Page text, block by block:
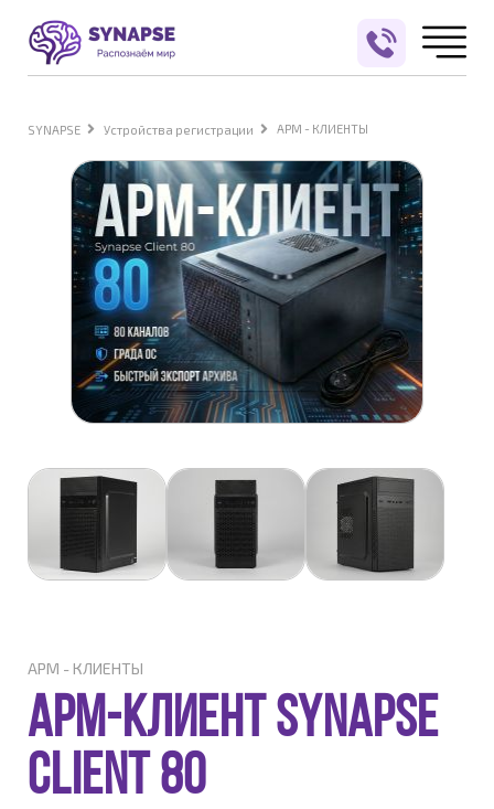
SYNAPSE Устройства регистрации АРМ - КЛИЕНТЫ
АРМ - КЛИЕНТЫ
АРМ-клиент Synapse
Client 80